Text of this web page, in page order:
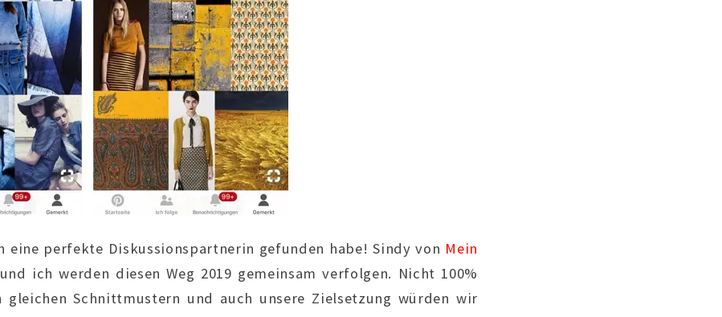
eine perfekte Diskussionspartnerin gefunden habe! Sindy von Mein
und ich werden diesen Weg 2019 gemeinsam verfolgen. Nicht 100%
Schnittmustern und auch unsere Zielsetzung würden wir